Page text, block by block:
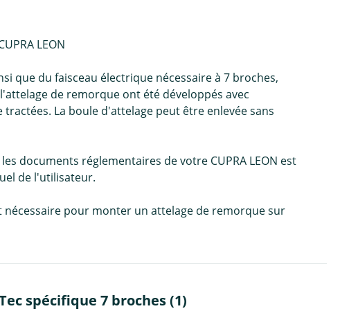
LEON
que du faisceau électrique nécessaire à 7 broches,
de remorque ont été développés avec
La boule d'attelage peut être enlevée sans
documents réglementaires de votre CUPRA LEON est
de l'utilisateur.
nécessaire pour monter un attelage de remorque sur
spécifique 7 broches (1)